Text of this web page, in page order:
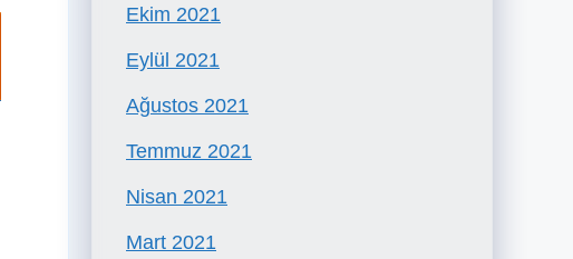
Ekim 2021
Eylül 2021
Ağustos 2021
Temmuz 2021
Nisan 2021
Mart 2021